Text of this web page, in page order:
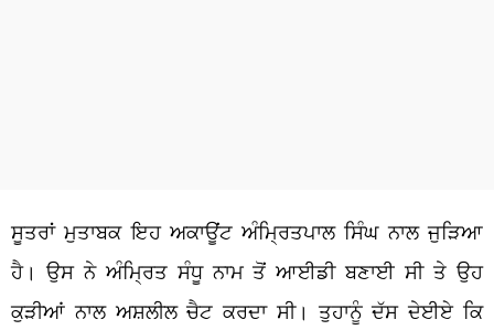
ਸੂਤਰਾਂ ਮੁਤਾਬਕ ਇਹ ਅਕਾਊਂਟ ਅੰਮ੍ਰਿਤਪਾਲ ਸਿੰਘ ਨਾਲ ਜੁੜਿਆ
ਹੈ। ਉਸ ਨੇ ਅੰਮ੍ਰਿਤ ਸੰਧੂ ਨਾਮ ਤੋਂ ਆਈਡੀ ਬਣਾਈ ਸੀ ਤੇ ਉਹ
ਕੁੜੀਆਂ ਨਾਲ ਅਸ਼ਲੀਲ ਚੈਟ ਕਰਦਾ ਸੀ। ਤੁਹਾਨੂੰ ਦੱਸ ਦੇਈਏ ਕਿ